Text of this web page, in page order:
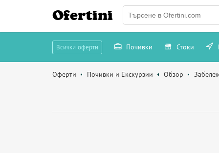
Ofertini
Всички оферти Почивки Стоки
Оферти Почивки и Екскурзии Обзор